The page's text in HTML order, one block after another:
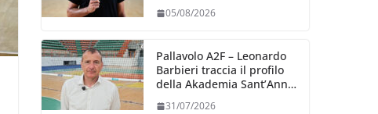
giorno”
05/08/2026
Pallavolo A2F – Leonardo
Barbieri traccia il profilo
della Akademia Sant’Anna
31/07/2026